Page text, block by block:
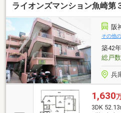
ライオンズマンション魚崎第
阪
その他
築42
総戸数
兵
1,630
3DK